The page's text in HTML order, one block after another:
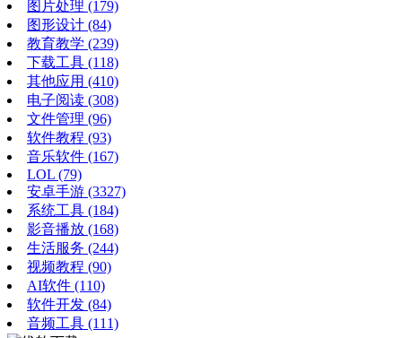
图片处理 (179)
图形设计 (84)
教育教学 (239)
下载工具 (118)
其他应用 (410)
电子阅读 (308)
文件管理 (96)
软件教程 (93)
音乐软件 (167)
LOL (79)
安卓手游 (3327)
系统工具 (184)
影音播放 (168)
生活服务 (244)
视频教程 (90)
AI软件 (110)
软件开发 (84)
音频工具 (111)